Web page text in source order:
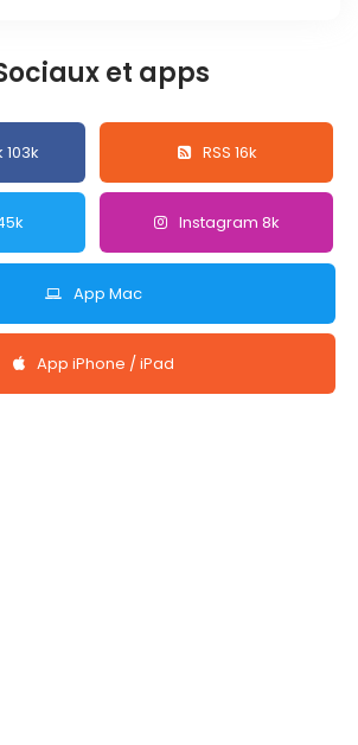
et apps
RSS 16k
Instagram 8k
App Mac
App iPhone / iPad